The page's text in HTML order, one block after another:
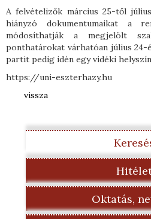
A felvételizők március 25-től
hiányzó dokumentumaikat a
módosíthatják a megjelölt
ponthatárokat várhatóan július
partit pedig idén egy vidéki
https://uni-eszterhazy.hu
vissza
Oktatás,